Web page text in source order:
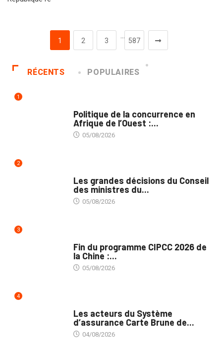
1 2 3
…
587
RÉCENTS POPULAIRES
1
Politique de la concurrence en
Afrique de l’Ouest :...
05/08/2026
2
Les grandes décisions du Conseil
des ministres du...
05/08/2026
3
Fin du programme CIPCC 2026 de
la Chine :...
05/08/2026
4
Les acteurs du Système
d’assurance Carte Brune de...
04/08/2026